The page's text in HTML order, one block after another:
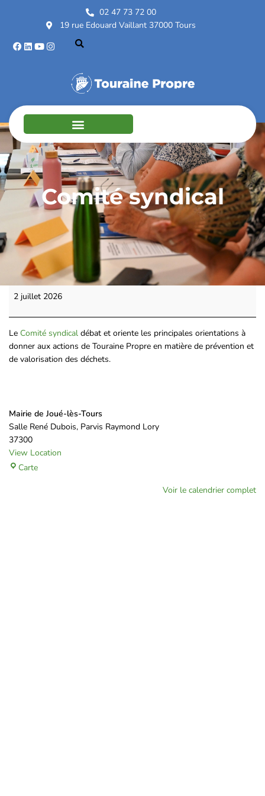
02 47 73 72 00
19 rue Edouard Vaillant 37000 Tours
Comité syndical
2 juillet 2026
Le Comité syndical débat et oriente les principales orientations à
donner aux actions de Touraine Propre en matière de prévention et
de valorisation des déchets.
Mairie de Joué-lès-Tours
Salle René Dubois Parvis Raymond Lory
37300
View Location
Carte
Voir le calendrier complet